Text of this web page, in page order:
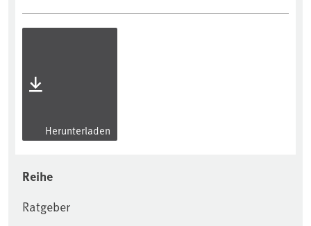
Herunterladen
Reihe
Ratgeber